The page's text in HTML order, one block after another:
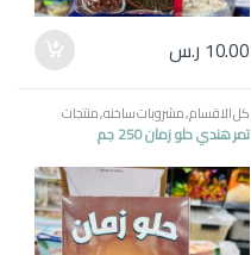
10.00 ر.س
كل الاقسام,مشروبات ساخنه,منتجات
مصرية
تمر هندي حلو زمان 250 جم